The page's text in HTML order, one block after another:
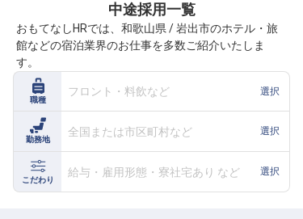
就職・転職 合同説明会
おもてなしHRについて
ご利用の流れ
よくある質問
ホテル・宿泊業界情報コラム
中途採用一覧
おもてなしHRでは、和歌山県 / 岩出市のホテル・旅
館などの宿泊業界のお仕事を多数ご紹介いたしま
す。
職種
フロント・料飲など 選択
勤務地
全国または市区町村など 選択
こだわり
給与・雇用形態・寮社宅あり など 選択